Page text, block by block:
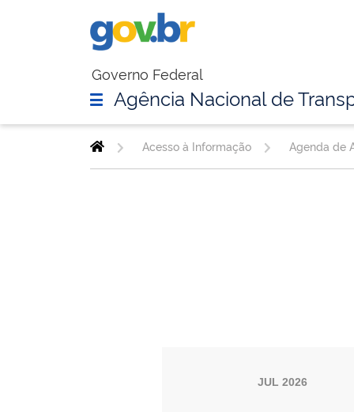
Governo Federal
Agência Nacional de
Acesso à Informação Agenda de
JUL 2026